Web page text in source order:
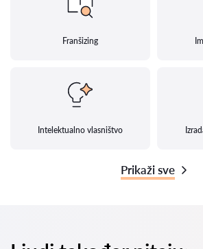
Franšizing
Intelektualno vlasništvo
Prikaži sve